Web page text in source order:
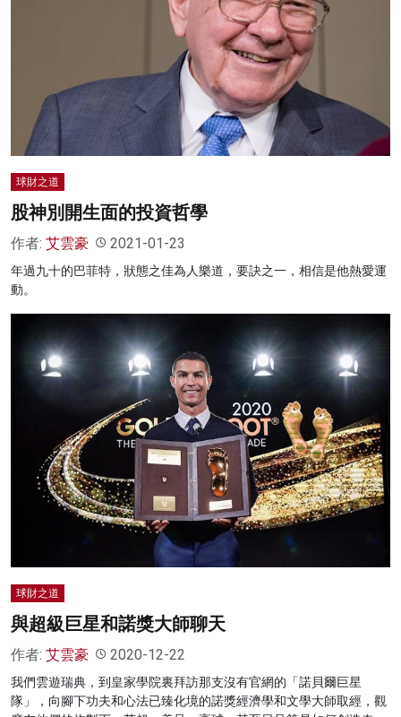
球財之道
股神別開生面的投資哲學
作者: 艾雲豪 2021-01-23
年過九十的巴菲特，狀態之佳為人樂道，要訣之一，相信是他熱愛運
動。
球財之道
與超級巨星和諾獎大師聊天
作者: 艾雲豪 2020-12-22
我們雲遊瑞典，到皇家學院裏拜訪那支沒有官網的「諾貝爾巨星
隊」，向腳下功夫和心法已臻化境的諾獎經濟學和文學大師取經，觀